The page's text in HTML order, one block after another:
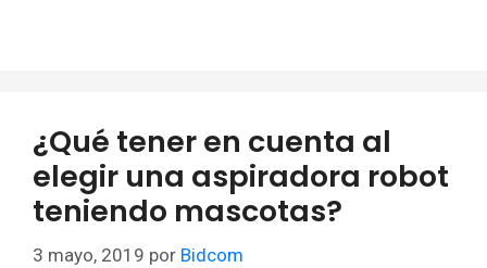
¿Qué tener en cuenta al
elegir una aspiradora robot
teniendo mascotas?
3 mayo, 2019 por Bidcom